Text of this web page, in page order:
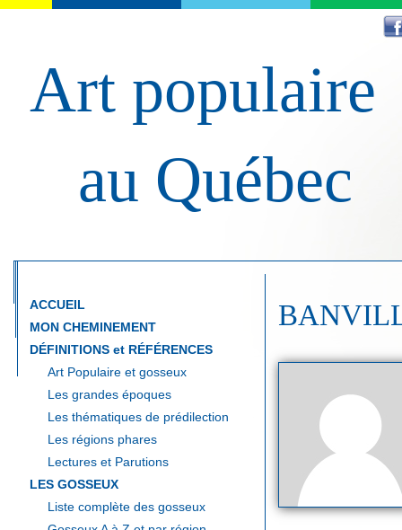
Art populaire
au Québec
ACCUEIL
MON CHEMINEMENT
DÉFINITIONS et RÉFÉRENCES
Art Populaire et gosseux
Les grandes époques
Les thématiques de prédilection
Les régions phares
Lectures et Parutions
LES GOSSEUX
Liste complète des gosseux